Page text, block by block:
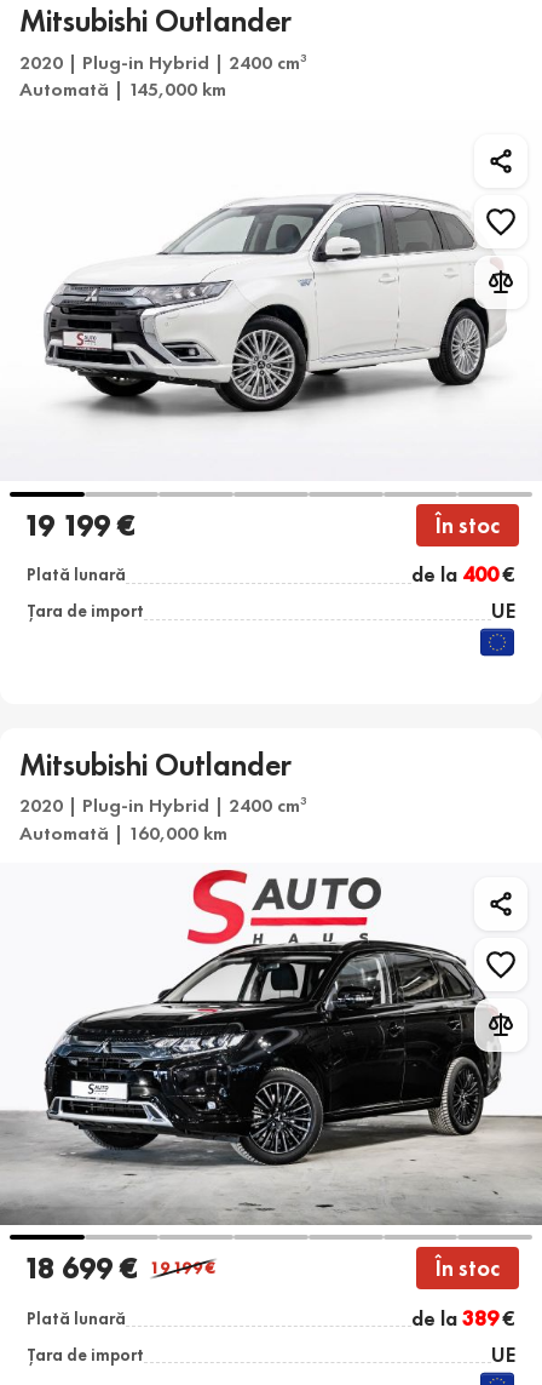
Mitsubishi Outlander
2020 | Plug-in Hybrid | 2400 cm3
Automată | 145,000 km
19 199 € În stoc
Plată lunară de la 400€
Țara de import UE
Mitsubishi Outlander
2020 | Plug-in Hybrid | 2400 cm3
Automată | 160,000 km
18 699 € 19 199€ În stoc
Plată lunară de la389€
Țara de import UE